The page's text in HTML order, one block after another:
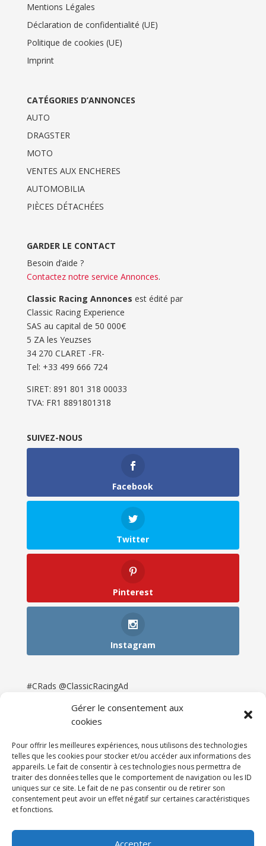
Gérer le consentement aux
cookies
Pour offrir les meilleures expériences, nous utilisons des technologies
telles que les cookies pour stocker et/ou accéder aux informations des
appareils. Le fait de consentir à ces technologies nous permettra de
traiter des données telles que le comportement de navigation ou les ID
uniques sur ce site. Le fait de ne pas consentir ou de retirer son
consentement peut avoir un effet négatif sur certaines caractéristiques
et fonctions.
Accepter
Mentions Légales
Déclaration de confidentialité (UE)
Politique de cookies (UE)
Imprint
CATÉGORIES D’ANNONCES
AUTO
DRAGSTER
MOTO
VENTES AUX ENCHERES
AUTOMOBILIA
PIÈCES DÉTACHÉES
GARDER LE CONTACT
Besoin d’aide ?
Contactez notre service Annonces.
Classic Racing Annonces est édité par
Classic Racing Experience
SAS au capital de 50 000€
5 ZA les Yeuzses
34 270 CLARET -FR-
Tel: ‭+33 499 666 724‬
SIRET: 891 801 318 00033
TVA: FR1 8891801318
SUIVEZ-NOUS
Facebook
Twitter
Pinterest
Instagram
#CRads @ClassicRacingAd
Newsletter & Presse
Partenaires
Tarifs